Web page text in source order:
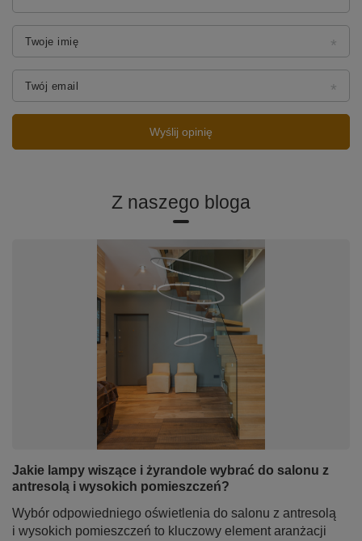
Twoje imię
Twój email
Wyślij opinię
Z naszego bloga
Jakie lampy wiszące i żyrandole wybrać do salonu z
antresolą i wysokich pomieszczeń?
Wybór odpowiedniego oświetlenia do salonu z antresolą
i wysokich pomieszczeń to kluczowy element aranżacji